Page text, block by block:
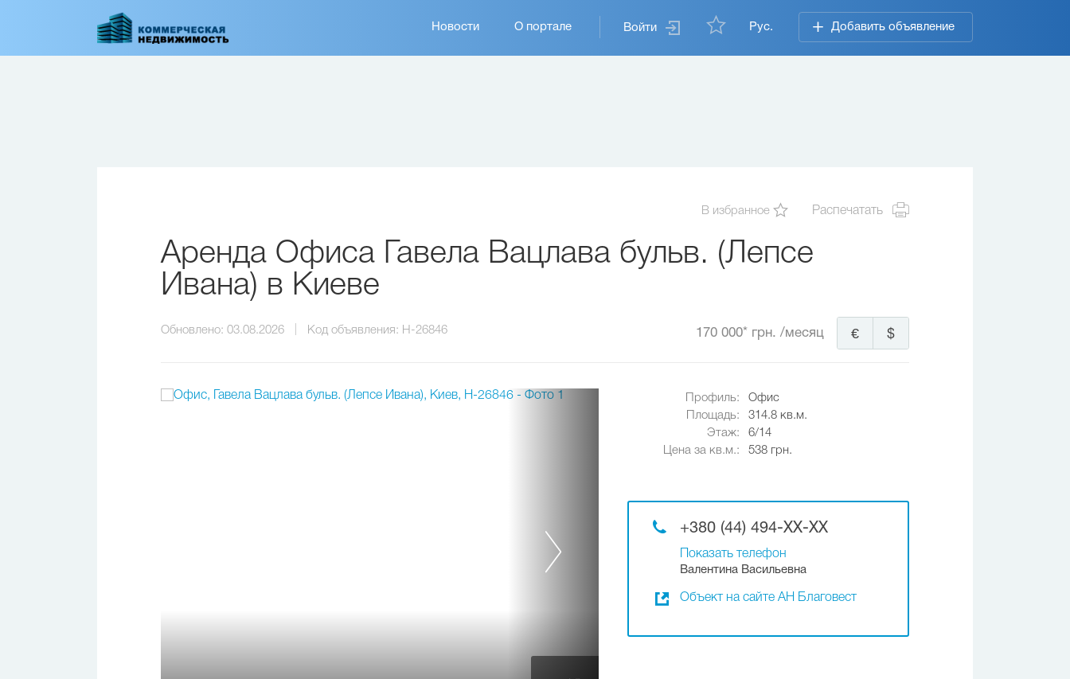
Войти Рус. Добавить объявление
Основная
навигация
Новости О портале
В избранное Распечатать
Аренда Офиса Гавела Вацлава бульв. (Лепсе
Ивана) в Киеве
Обновлено: 03.08.2026 Код объявления: H-26846 170 000* грн. /месяц $
€
Профиль:
Офис
Площадь:
314.8 кв.м.
Этаж:
6/14
Цена за кв.м.:
538 грн.
+380 (44) 494-XX-XX
Показать телефон
Валентина Васильевна
Объект на сайте АН Благовест